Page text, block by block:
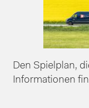
Den Spielplan,
Informationen